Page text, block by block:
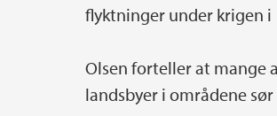
flyktninger under krigen i
Olsen forteller at mange
landsbyer i områdene